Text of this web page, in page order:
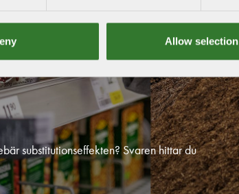
Allow selection
substitutionseffekten? Svaren hittar du